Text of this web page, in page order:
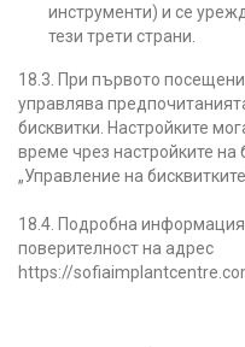
инструменти) и се
тези трети страни.
18.3. При първото
управлява
бисквитки. Настройките
време чрез настройките на
„Управление на
18.4. Подробна
поверителност на адрес
https://